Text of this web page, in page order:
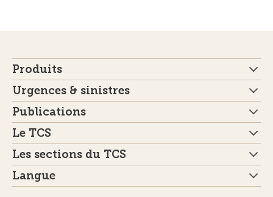
Produits
Urgences & sinistres
Publications
Le TCS
Les sections du TCS
Langue